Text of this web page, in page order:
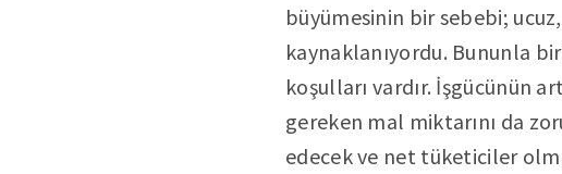
büyümesinin bir sebebi;
kaynaklanıyordu. Bununla
koşulları vardır. İşgücünün
gereken mal miktarını da
edecek ve net tüketiciler